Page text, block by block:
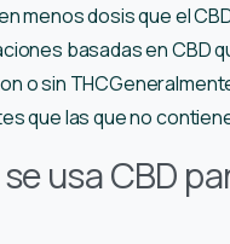
menos dosis que el
basadas en CBD
o sin
que las que no
usa CBD